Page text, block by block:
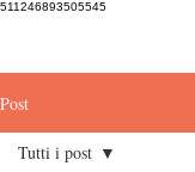
511246893505545
Post
Tutti i post